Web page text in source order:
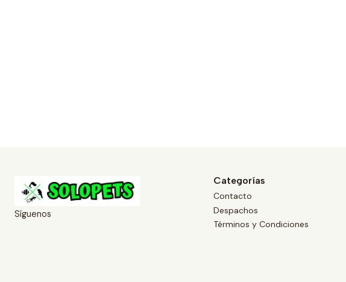
Síguenos
Categorías
Contacto
Despachos
Términos y Condiciones